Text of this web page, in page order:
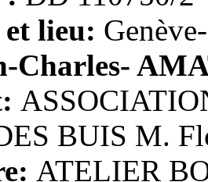
lieu:
Charles-
BUIS M.
ATELIER